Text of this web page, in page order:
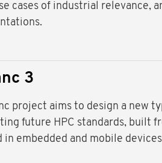
cases of industrial relevance,
3
project aims to design a new
future HPC standards, built
in embedded and mobile